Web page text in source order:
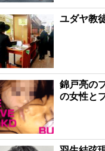
ユダヤ教
錦戸亮の
の女性と